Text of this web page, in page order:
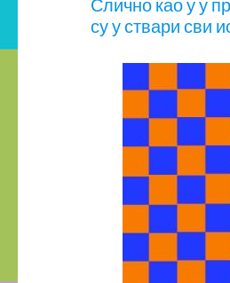
Слично као у у
су у ствари сви